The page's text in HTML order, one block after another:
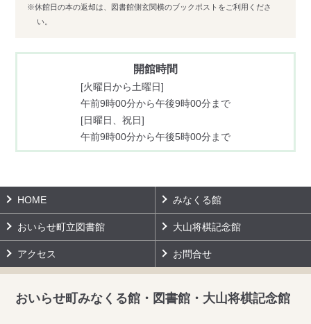
※休館日の本の返却は、図書館側玄関横のブックポストをご利用くださ
い。
開館時間
[火曜日から土曜日]
午前9時00分から午後9時00分まで
[日曜日、祝日]
午前9時00分から午後5時00分まで
HOME みなくる館
おいらせ町立図書館 大山将棋記念館
アクセス お問合せ
おいらせ町みなくる館・図書館・大山将棋記念館